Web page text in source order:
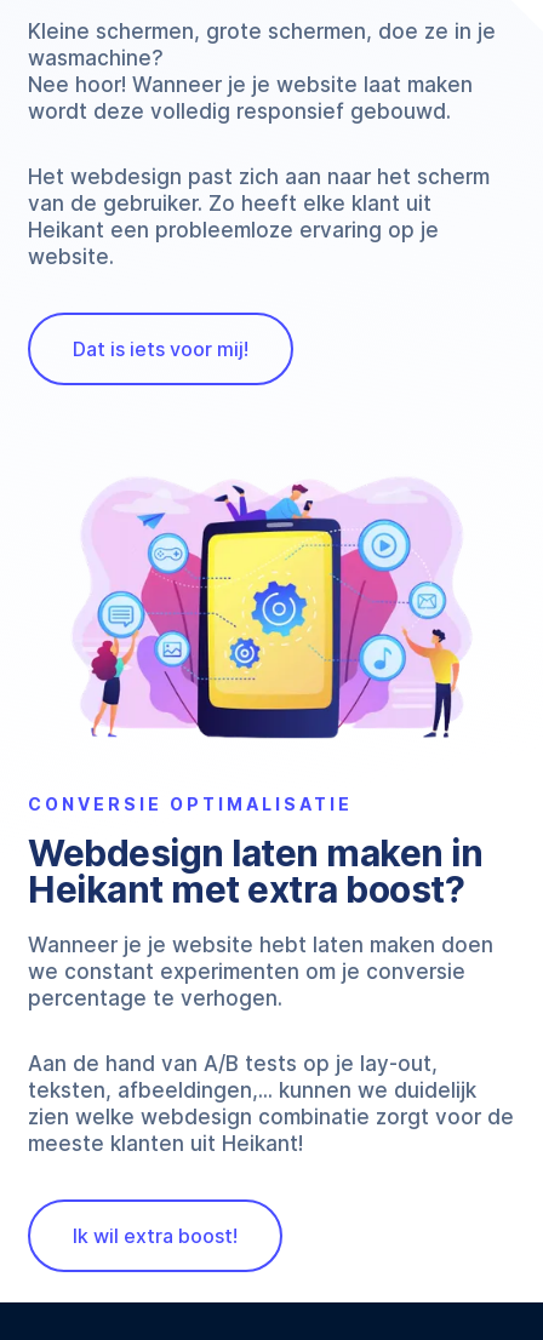
Kleine schermen, grote schermen, doe ze in je
wasmachine?
Nee hoor! Wanneer je je website laat maken
wordt deze volledig responsief gebouwd.
Het webdesign past zich aan naar het scherm
van de gebruiker. Zo heeft elke klant uit
Heikant een probleemloze ervaring op je
website.
Dat is iets voor mij!
CONVERSIE OPTIMALISATIE
Webdesign laten maken in
Heikant met extra boost?
Wanneer je je website hebt laten maken doen
we constant experimenten om je conversie
percentage te verhogen.
Aan de hand van A/B tests op je lay-out,
teksten, afbeeldingen,... kunnen we duidelijk
zien welke webdesign combinatie zorgt voor de
meeste klanten uit Heikant!
Ik wil extra boost!